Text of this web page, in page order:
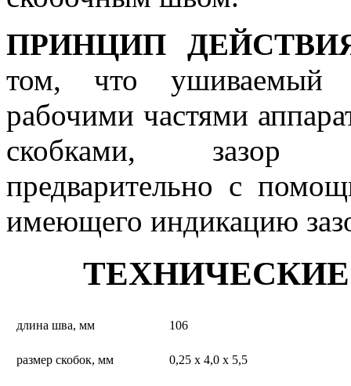
ПРИНЦИП
том, что ушиваемый
рабочими частями
скобками, зазор
предварительно с
имеющего индикацию
длина шва, мм 106
размер скобок, мм 0,25 х 4,0 х 5,5